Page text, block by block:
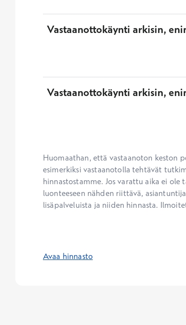
Vastaanottokäynti arkisin,
Vastaanottokäynti arkisin,
Huomaathan, että vastaanoton keston
esimerkiksi vastaanotolla tehtävät
hinnastostamme. Jos varattu aika ei
luonteeseen nähden riittävä,
lisäpalveluista ja niiden hinnasta.
Avaa hinnasto